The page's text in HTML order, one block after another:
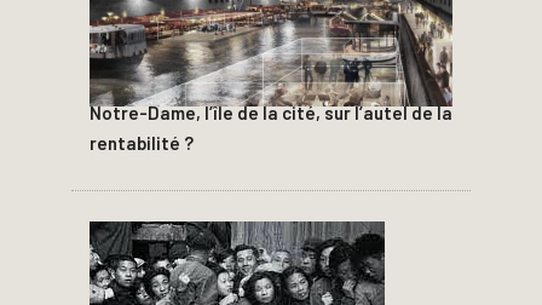
Notre-Dame, l’île de la cité, sur l’autel de la
rentabilité ?